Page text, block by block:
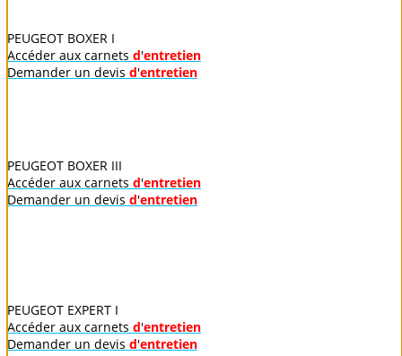
PEUGEOT BOXER I
Accéder aux carnets d'entretien
Demander un devis d'entretien
PEUGEOT BOXER III
Accéder aux carnets d'entretien
Demander un devis d'entretien
PEUGEOT EXPERT I
Accéder aux carnets d'entretien
Demander un devis d'entretien